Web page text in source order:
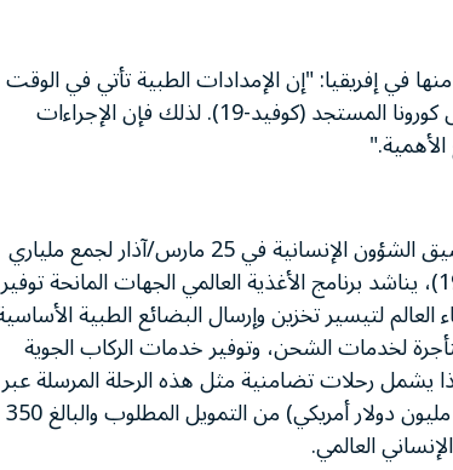
في إفريقيا: "إن الإمدادات الطبية تأتي في الوقت
المناسب حيث لا تزال القارة تتمتع بفرصة سانحة لمكافحة فيروس كورونا المستجد (كوفيد-19). لذلك فإن الإجراءات
وفي إطار المناشدة العالمية التي أطلقها مكتب الأمم المتحدة لتنسيق الشؤون الإنسانية في 25 مارس/آذار لجمع ملياري
دولار أمريكي من أجل الاستجابة لفيروس كورونا المستجد (كوفيد-19)، يناشد برنامج الأغذية العالمي الجهات المانحة توفير
العالم لتيسير تخزين وإرسال البضائع الطبية
لخدمات الشحن، وتوفير خدمات الركاب الجوية
يشمل رحلات تضامنية مثل هذه الرحلة المرسلة عبر
أديس أبابا. وفي الوقت الراهن، حصل البرنامج على 24٪ فقط (84 مليون دولار أمريكي) من التمويل المطلوب والبالغ 350
العالمي.